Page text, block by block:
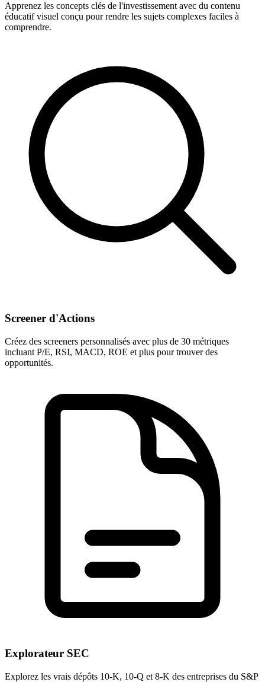
Apprenez les concepts clés de l'investissement avec du contenu
éducatif visuel conçu pour rendre les sujets complexes faciles à
comprendre.
Screener d'Actions
Créez des screeners personnalisés avec plus de 30 métriques
incluant P/E, RSI, MACD, ROE et plus pour trouver des
opportunités.
Explorateur SEC
Explorez les vrais dépôts 10-K, 10-Q et 8-K des entreprises du S&P